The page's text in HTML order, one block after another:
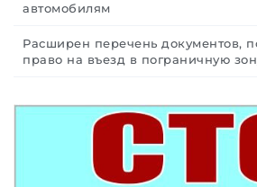
автомобилям
Расширен перечень документов,
право на въезд в пограничную